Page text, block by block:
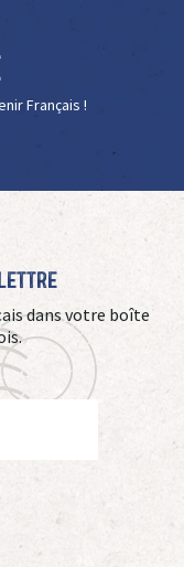
Français !
dans votre boîte